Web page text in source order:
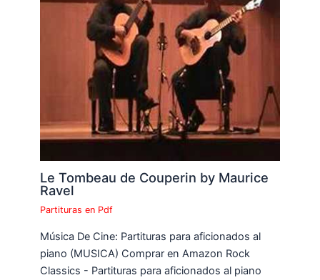
Le Tombeau de Couperin by Maurice
Ravel
Partituras en Pdf
Música De Cine: Partituras para aficionados al
piano (MUSICA) Comprar en Amazon Rock
Classics - Partituras para aficionados al piano